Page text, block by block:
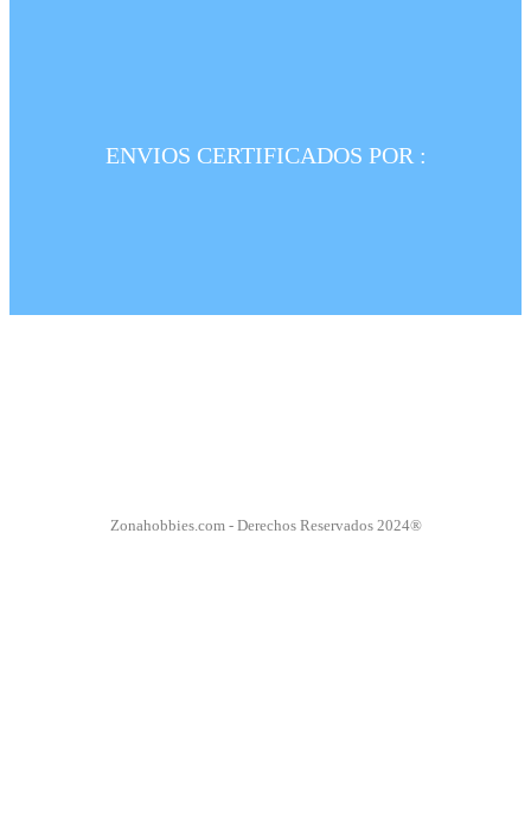
ENVIOS CERTIFICADOS POR :
Zonahobbies.com - Derechos Reservados 2024®